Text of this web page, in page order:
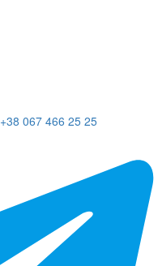
+38 067 466 25 25